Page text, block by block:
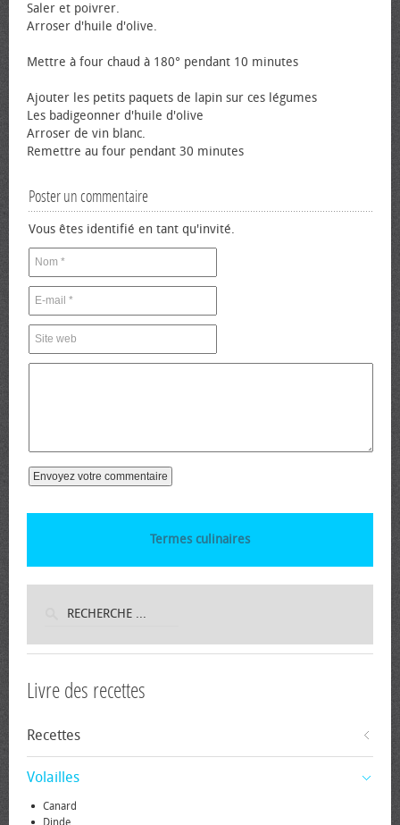
Saler et poivrer.
Arroser d'huile d'olive.
Mettre à four chaud à 180° pendant 10 minutes
Ajouter les petits paquets de lapin sur ces légumes
Les badigeonner d'huile d'olive
Arroser de vin blanc.
Remettre au four pendant 30 minutes
Poster un commentaire
Vous êtes identifié en tant qu'invité.
Termes culinaires
Livre des recettes
Recettes
Volailles
Canard
Dinde